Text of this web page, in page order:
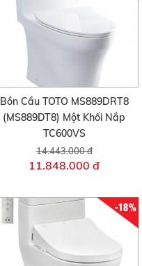
Bồn Cầu TOTO MS889DRT8
(MS889DT8) Một Khối Nắp
TC600VS
14.443.000 đ
11.848.000 đ
-18%